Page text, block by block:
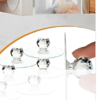
Stok Tükendi